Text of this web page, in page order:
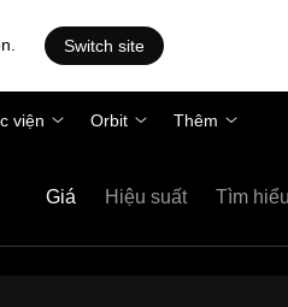
Switch site
viện Orbit Thêm
Giá Hiệu suất Tìm hiểu